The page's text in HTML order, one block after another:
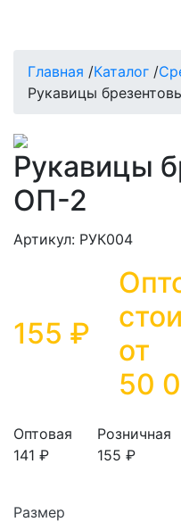
Главная /Каталог /
Рукавицы
Рукавицы
ОП-2
Артикул: РУК004
155 ₽
от
50
Оптовая
141 ₽
Розничная
155 ₽
Размер